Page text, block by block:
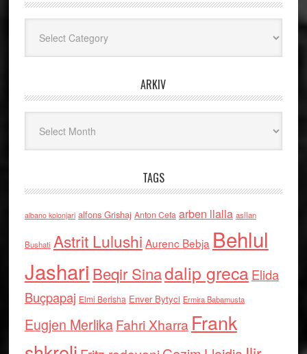
ARKIV
TAGS
albano kolonjari alfons Grishaj Anton Cefa arben llalla asllan
Bushati Astrit Lulushi Aurenc Bebja Behlul
Jashari Beqir Sinadalip grecaElida
Buçpapaj Elmi Berisha Enver Bytyci Ermira Babamusta
Eugjen MerlikaFahri Xharra Frank